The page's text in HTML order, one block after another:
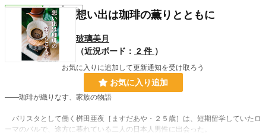
ライト文芸 完結 長編想い出は珈琲の薫りとともに
玻璃美月
（近況ボード： 2 件 ）
お気に入りに追加して更新通知を受け取ろう
お気に入り追加
――珈琲が織りなす、家族の物語
バリスタとして働く桝田亜夜［ますだあや・２５歳］は、短期留学していたロ
ーマのバルで、途方に暮れている二人の日本人男性に出会った。